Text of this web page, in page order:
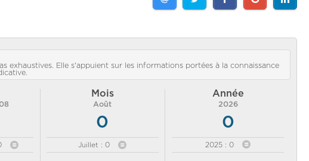
exhaustives. Elle s'appuient sur les informations portées à la connaissance
Mois
Août
0
Juillet : 0
Année
2026
0
2025 : 0